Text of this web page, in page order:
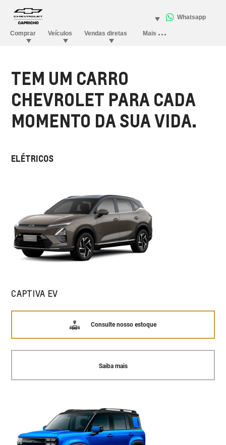
TEM UM CARRO
CHEVROLET PARA CADA
MOMENTO DA SUA VIDA.
ELÉTRICOS
CAPTIVA EV
Consulte nosso estoque
Saiba mais